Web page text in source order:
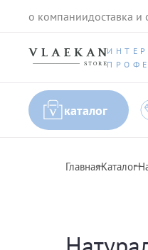
о компаниидоставка и
каталог
ГлавнаяКаталог